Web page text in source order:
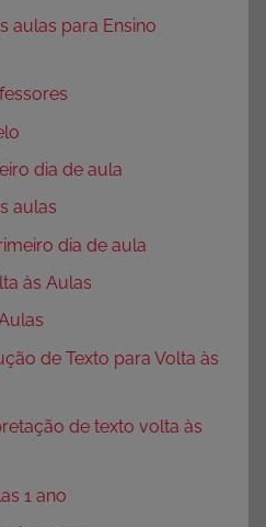
aulas para Ensino
dia de aula
aulas
dia de aula
às Aulas
de Texto para Volta às
de texto volta às
1 ano